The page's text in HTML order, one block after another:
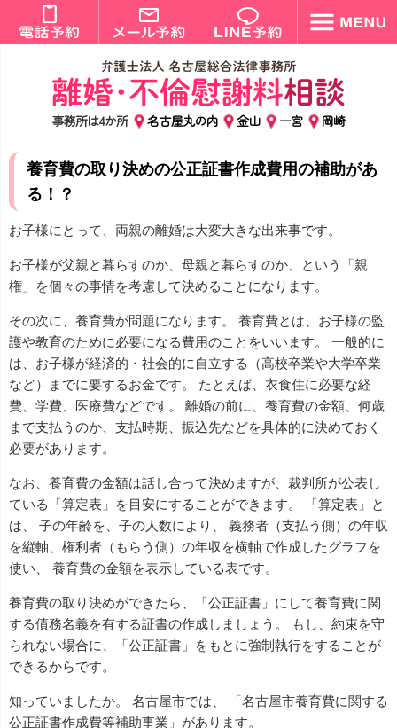
事務所は4か所 名古屋丸の内 金山 一宮 岡崎
養育費の取り決めの公正証書作成費用の補助があ
る！？
お子様にとって、両親の離婚は大変大きな出来事です。
お子様が父親と暮らすのか、母親と暮らすのか、という「親
権」を個々の事情を考慮して決めることになります。
その次に、養育費が問題になります。 養育費とは、お子様の監
護や教育のために必要になる費用のことをいいます。 一般的に
は、お子様が経済的・社会的に自立する（高校卒業や大学卒業
など）までに要するお金です。 たとえば、衣食住に必要な経
費、学費、医療費などです。 離婚の前に、養育費の金額、何歳
まで支払うのか、支払時期、振込先などを具体的に決めておく
必要があります。
なお、養育費の金額は話し合って決めますが、裁判所が公表し
ている「算定表」を目安にすることができます。 「算定表」と
は、 子の年齢を、子の人数により、 義務者（支払う側）の年収
を縦軸、権利者（もらう側）の年収を横軸で作成したグラフを
使い、 養育費の金額を表示している表です。
養育費の取り決めができたら、「公正証書」にして養育費に関
する債務名義を有する証書の作成しましょう。 もし、約束を守
られない場合に、「公正証書」をもとに強制執行をすることが
できるからです。
知っていましたか。 名古屋市では、 「名古屋市養育費に関する
公正証書作成費等補助事業」があります。